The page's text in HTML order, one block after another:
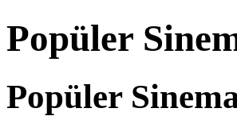
Popüler
Popüler